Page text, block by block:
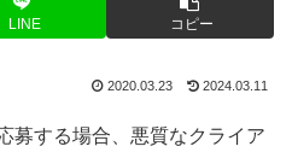
LINE コピー
2020.03.23 2024.03.11
募する場合、悪質なクライア